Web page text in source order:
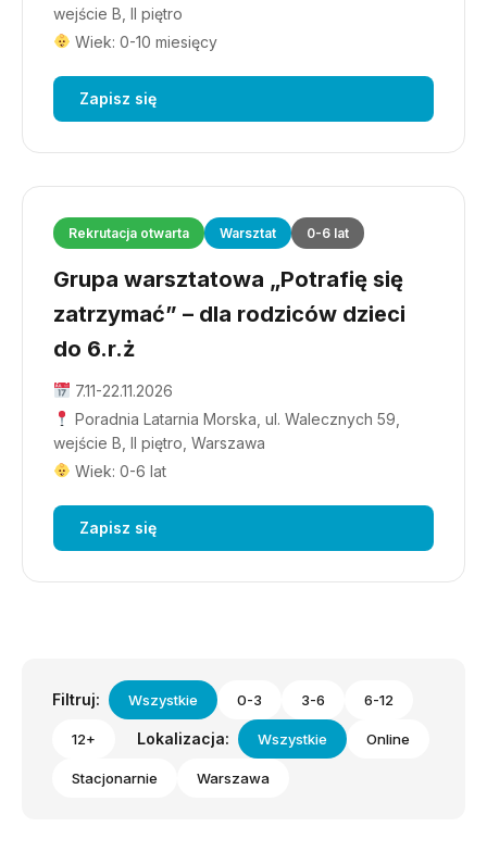
wejście B, II piętro
Wiek: 0-10 miesięcy
Zapisz się
Rekrutacja otwarta Warsztat 0-6 lat
Grupa warsztatowa „Potrafię się
zatrzymać” – dla rodziców dzieci
do 6.r.ż
7.11-22.11.2026
Poradnia Latarnia Morska, ul. Walecznych 59,
wejście B, II piętro, Warszawa
Wiek: 0-6 lat
Zapisz się
Filtruj: Wszystkie 0-3 3-6 6-12
12+ Lokalizacja: Wszystkie Online
Stacjonarnie Warszawa